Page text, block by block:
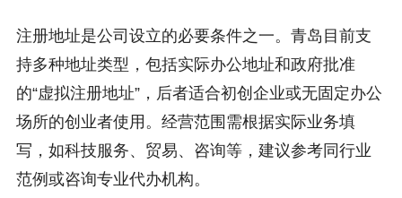
注册地址是公司设立的必要条件之一。青岛目前支
持多种地址类型，包括实际办公地址和政府批准
的“虚拟注册地址”，后者适合初创企业或无固定办公
场所的创业者使用。经营范围需根据实际业务填
写，如科技服务、贸易、咨询等，建议参考同行业
范例或咨询专业代办机构。